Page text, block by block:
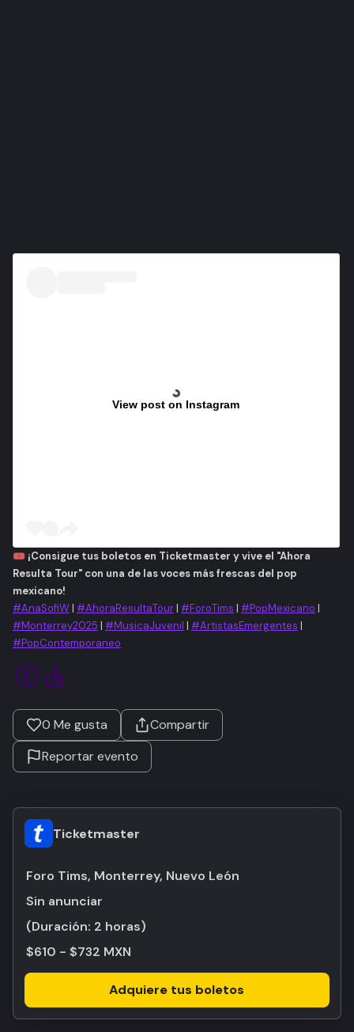
View post on Instagram
🎟 ¡Consigue tus boletos en Ticketmaster y vive el "Ahora
Resulta Tour" con una de las voces más frescas del pop
mexicano!
#AnaSofiW| #AhoraResultaTour| #ForoTims | #PopMexicano |
#Monterrey2025 | #MusicaJuvenil | #ArtistasEmergentes |
#PopContemporaneo
0 Me gusta
Compartir
Reportar evento
Ticketmaster
Foro Tims, Monterrey, Nuevo León
Sin anunciar
(Duración: 2 horas)
$610 - $732 MXN
Adquiere tus boletos